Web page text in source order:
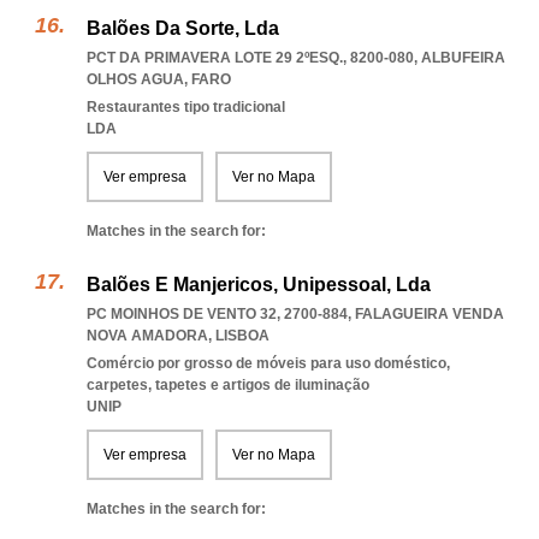
Balões Da Sorte, Lda
PCT DA PRIMAVERA LOTE 29 2ºESQ., 8200-080, ALBUFEIRA
OLHOS AGUA, FARO
Restaurantes tipo tradicional
LDA
Ver empresa Ver no Mapa
Matches in the search for:
Balões E Manjericos, Unipessoal, Lda
PC MOINHOS DE VENTO 32, 2700-884, FALAGUEIRA VENDA
NOVA AMADORA, LISBOA
Comércio por grosso de móveis para uso doméstico,
carpetes, tapetes e artigos de iluminação
UNIP
Ver empresa Ver no Mapa
Matches in the search for: